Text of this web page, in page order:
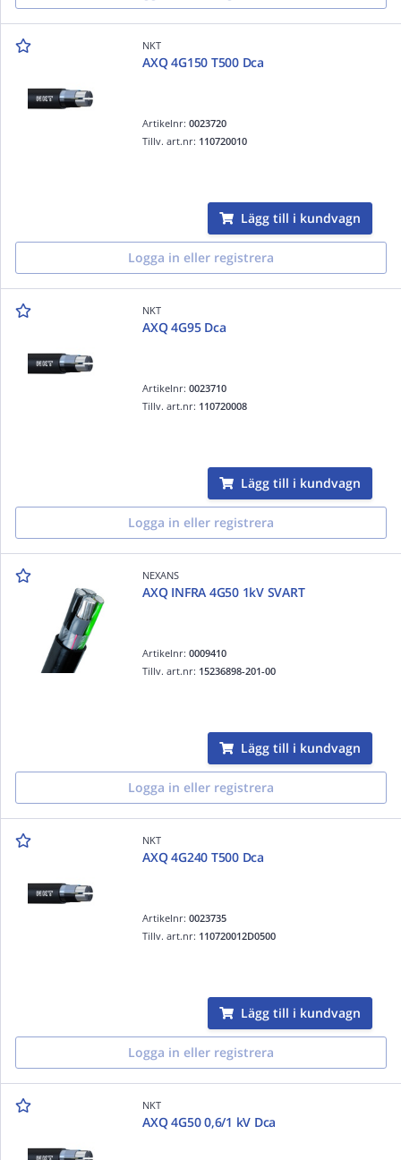
NKT
AXQ 4G150 T500 Dca
Artikelnr:0023720
Tillv. art.nr: 110720010
Lägg till i kundvagn
Logga in eller registrera
NKT
AXQ 4G95 Dca
Artikelnr:0023710
Tillv. art.nr: 110720008
Lägg till i kundvagn
Logga in eller registrera
NEXANS
AXQ INFRA 4G50 1kV SVART
Artikelnr:0009410
Tillv. art.nr: 15236898-201-00
Lägg till i kundvagn
Logga in eller registrera
NKT
AXQ 4G240 T500 Dca
Artikelnr:0023735
Tillv. art.nr: 110720012D0500
Lägg till i kundvagn
Logga in eller registrera
NKT
AXQ 4G50 0,6/1 kV Dca